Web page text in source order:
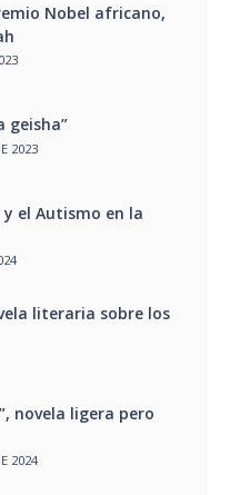
Nobel africano,
geisha”
2023
y el Autismo en la
literaria sobre los
novela ligera pero
2024